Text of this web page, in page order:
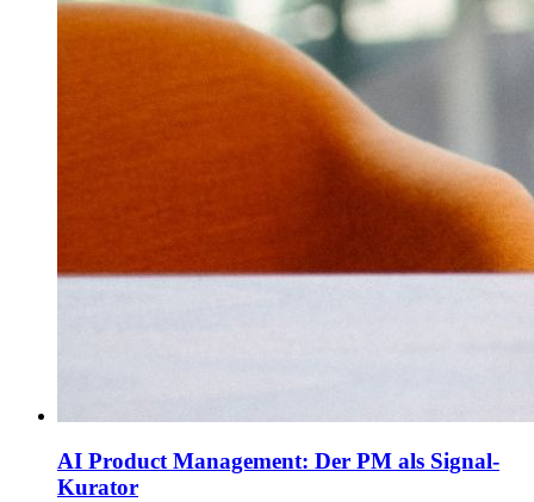
AI Product Management: Der PM als Signal-
Kurator